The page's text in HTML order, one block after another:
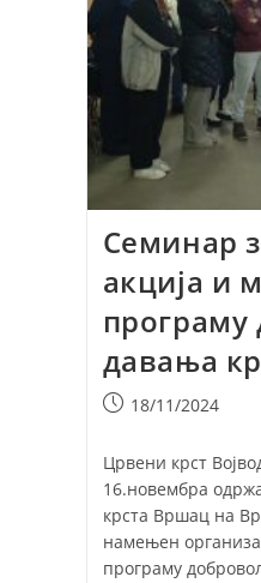
Семинар
акција и
давања
Post18/11/2024
Црвени крст
16.новембра
крста Вршац на
намењен
програму